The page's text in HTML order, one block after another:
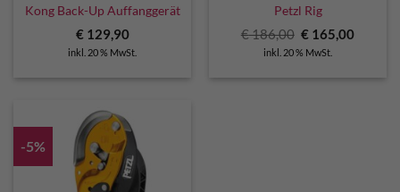
Kong Back-Up Auffanggerät
€129,90
inkl. 20 % MwSt.
Petzl Rig
€186,00 Ursprünglicher
Preis
war:
€ 165,00
inkl. 20 % MwSt.
-5%